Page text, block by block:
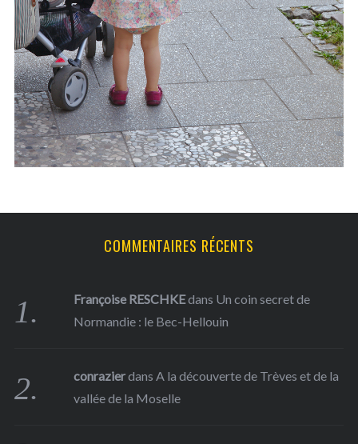
COMMENTAIRES RÉCENTS
Françoise RESCHKEdans Un coin secret de
Normandie : le Bec-Hellouin
conrazierdansA la découverte de Trèves et de la
vallée de la Moselle
h
f
o
r